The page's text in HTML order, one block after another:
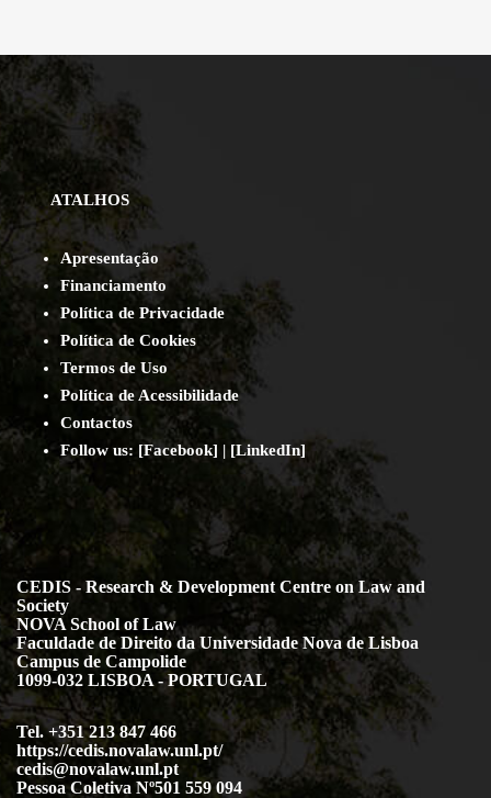
ATALHOS
Apresentação
Financiamento
Política de Privacidade
Política de Cookies
Termos de Uso
Política de Acessibilidade
Contactos
Follow us: [Facebook] | [LinkedIn]
CEDIS - Research & Development Centre on Law and
Society
NOVA School of Law
Faculdade de Direito da Universidade Nova de Lisboa
Campus de Campolide
1099-032 LISBOA - PORTUGAL
Tel. +351 213 847 466
https://cedis.novalaw.unl.pt/
cedis@novalaw.unl.pt
Pessoa Coletiva Nº501 559 094